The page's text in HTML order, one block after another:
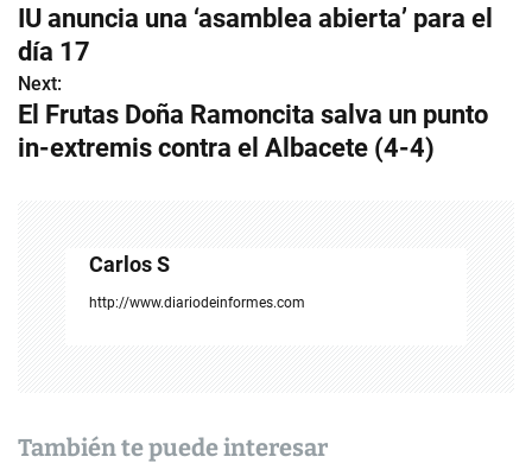
a
v
e
d
IU anuncia una ‘asamblea abierta’ para el
día 17
Next:
El Frutas Doña Ramoncita salva un punto
in-extremis contra el Albacete (4-4)
Carlos S
http://www.diariodeinformes.com
También te puede interesar